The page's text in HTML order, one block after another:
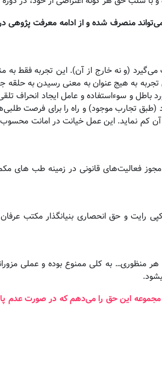
منصرف شده و از ادامه معرفت پژوهی
(و نه خارج از آن). این تجربه فقط به
به هیج عنوان به معنی رسیدن به حلقه
و سوءاستفاده و عامل ایجاد انحراف
تجارب موجود) و راه را برای فرصت
آن کم نماید. این عمل خیانت در امانت
فعالیت‌های قانونی در زمینه طب های
رایت و حق انحصاری بنیانگذار مکتب
به کلی ممنوع بوده و عملی
مجموعه این حق را می‌دهم که در صورت عدم